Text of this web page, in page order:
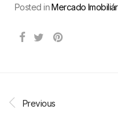
Posted inMercado
Previous